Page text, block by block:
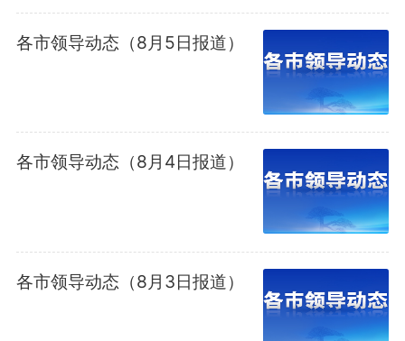
各市领导动态（8月5日报道）
各市领导动态（8月4日报道）
各市领导动态（8月3日报道）